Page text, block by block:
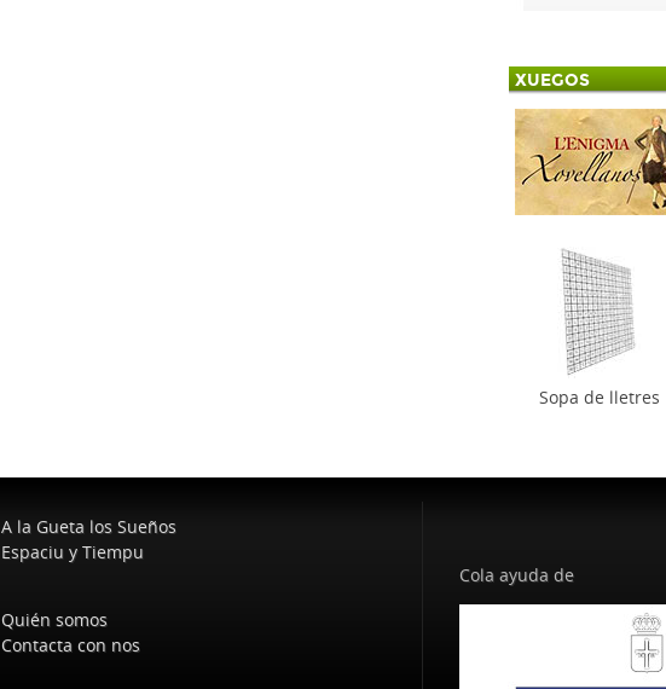
XUEGOS
Sopa de lletres
A la Gueta los Sueños
Espaciu y Tiempu
Quién somos
Contacta con nos
Cola ayuda de